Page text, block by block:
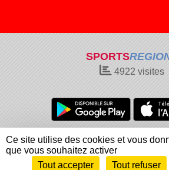
SPORTS
4922 visites
Charte cookies
Gestion
Informations légales
Signaler un
Envie de participer ?
Ce site utilise des cookies et vous
que vous souhaitez activer
Tout accepter
Tout refuser